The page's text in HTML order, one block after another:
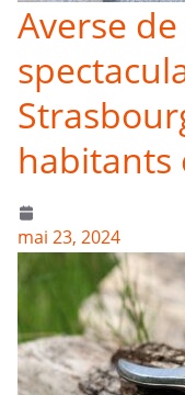
Averse
habitants
mai 23, 2024